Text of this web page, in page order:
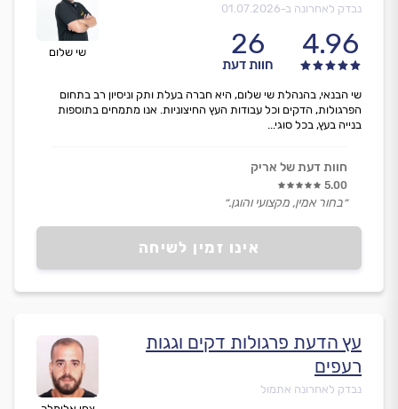
שי שלום
נבדק לאחרונה ב-01.07.2026
4.96
26
חוות דעת
אינו זמין לשיחה
שי הבנאי, בהנהלת שי שלום, היא חברה בעלת ותק וניסיון רב בתחום
הפרגולות, הדקים וכל עבודות העץ החיצוניות. אנו מתמחים בתוספות
בנייה בעץ, בכל סוגי...
חוות דעת של אריק
5.00
״בחור אמין, מקצועי והוגן.״
עץ הדעת פרגולות דקים וגגות
רעפים
נבדק לאחרונה אתמול